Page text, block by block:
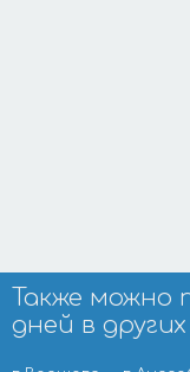
Также можно
дней в